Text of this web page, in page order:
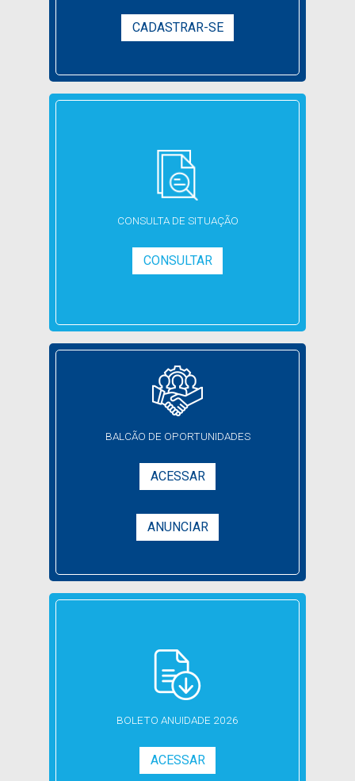
CADASTRAR-SE
CONSULTADE SITUAÇÃO
CONSULTAR
BALCÃO DE OPORTUNIDADES
ACESSAR
ANUNCIAR
BOLETO ANUIDADE 2026
ACESSAR